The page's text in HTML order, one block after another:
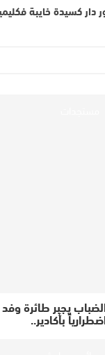
دار كسيدة خايبة
يجبر طائرة
بأكادير..